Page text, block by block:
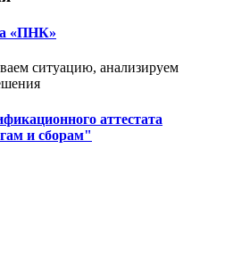
«ПНК»
ситуацию, анализируем
аттестата
и сборам"